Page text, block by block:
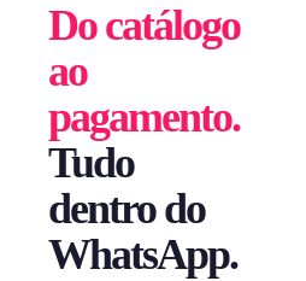
Do catálogo
ao
pagamento.
Tudo
dentro do
WhatsApp.